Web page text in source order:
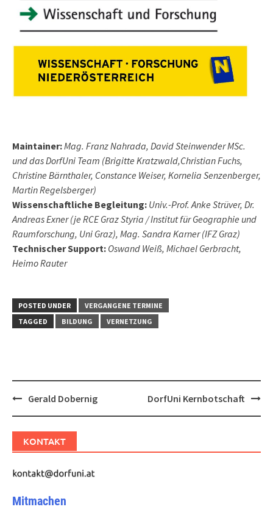
Maintainer:Mag. Franz Nahrada, David Steinwender MSc.
und das DorfUni Team (Brigitte Kratzwald,Christian Fuchs,
Christine Bärnthaler, Constance Weiser, Kornelia Senzenberger,
Martin Regelsberger)
Wissenschaftliche Begleitung: Univ.-Prof. Anke Strüver, Dr.
Andreas Exner (je RCE Graz Styria / Institut für Geographie und
Raumforschung, Uni Graz), Mag. Sandra Karner (IFZ Graz)
Technischer Support: Oswand Weiß, Michael Gerbracht,
Heimo Rauter
POSTED UNDER
VERGANGENE TERMINE
TAGGED
BILDUNG VERNETZUNG
PostGerald Dobernig DorfUni Kernbotschaft
KONTAKT
Mitmachen